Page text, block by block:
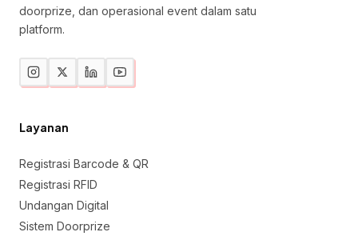
doorprize, dan operasional event dalam satu
platform.
Layanan
Registrasi Barcode & QR
Registrasi RFID
Undangan Digital
Sistem Doorprize